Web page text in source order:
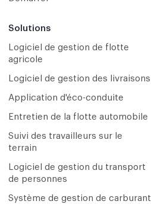
Solutions
Logiciel de gestion de flotte
agricole
Logiciel de gestion des livraisons
Application d'éco-conduite
Entretien de la flotte automobile
Suivi des travailleurs sur le
terrain
Logiciel de gestion du transport
de personnes
Système de gestion de carburant